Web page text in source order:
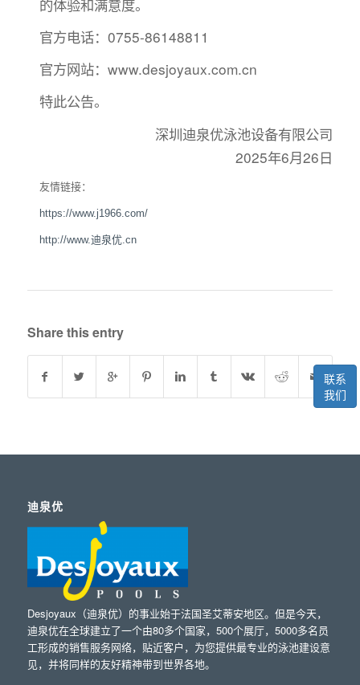
联系
我们
的体验和满意度。
官方电话：0755-86148811
官方网站：www.desjoyaux.com.cn
特此公告。
深圳迪泉优泳池设备有限公司
2025年6月26日
友情链接：
https://www.j1966.com/
http://www.迪泉优.cn
Share this entry
迪泉优
Desjoyaux（迪泉优）的事业始于法国圣艾蒂安地区。但是今天，
迪泉优在全球建立了一个由80多个国家，500个展厅，5000多名员
工形成的销售服务网络，贴近客户，为您提供最专业的泳池建设意
见，并将同样的友好精神带到世界各地。